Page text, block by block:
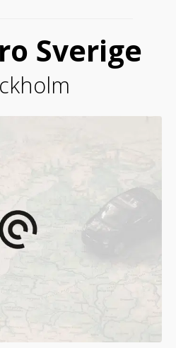
Sverige